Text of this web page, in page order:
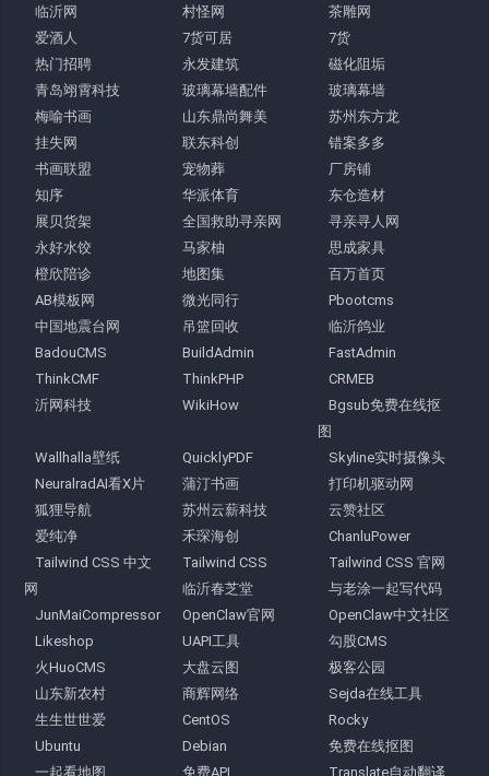
临沂网
村怪网
茶雕网
爱酒人
7货可居
7货
热门招聘
永发建筑
磁化阻垢
青岛翊霄科技
玻璃幕墙配件
玻璃幕墙
梅喻书画
山东鼎尚舞美
苏州东方龙
挂失网
联东科创
错案多多
书画联盟
宠物葬
厂房铺
知序
华派体育
东仓造材
展贝货架
全国救助寻亲网
寻亲寻人网
永好水饺
马家柚
思成家具
橙欣陪诊
地图集
百万首页
AB模板网
微光同行
Pbootcms
中国地震台网
吊篮回收
临沂鸽业
BadouCMS
BuildAdmin
FastAdmin
ThinkCMF
ThinkPHP
CRMEB
沂网科技
WikiHow
Bgsub免费在线抠
图
Wallhalla壁纸
QuicklyPDF
Skyline实时摄像头
NeuralradAI看X片
蒲汀书画
打印机驱动网
狐狸导航
苏州云薪科技
云赞社区
爱纯净
禾琛海创
ChanluPower
Tailwind CSS 中文
网
Tailwind CSS
Tailwind CSS 官网
临沂春芝堂
与老涂一起写代码
JunMaiCompressor
OpenClaw官网
OpenClaw中文社区
Likeshop
UAPI工具
勾股CMS
火HuoCMS
大盘云图
极客公园
山东新农村
商辉网络
Sejda在线工具
生生世世爱
CentOS
Rocky
Ubuntu
Debian
免费在线抠图
一起看地图
免费API Translate自动翻译